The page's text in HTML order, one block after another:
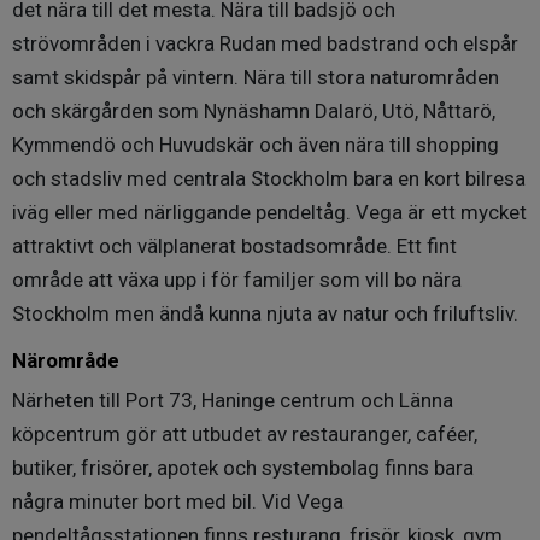
det nära till det mesta. Nära till badsjö och
strövområden i vackra Rudan med badstrand och elspår
samt skidspår på vintern. Nära till stora naturområden
och skärgården som Nynäshamn Dalarö, Utö, Nåttarö,
Kymmendö och Huvudskär och även nära till shopping
och stadsliv med centrala Stockholm bara en kort bilresa
iväg eller med närliggande pendeltåg. Vega är ett mycket
attraktivt och välplanerat bostadsområde. Ett fint
område att växa upp i för familjer som vill bo nära
Stockholm men ändå kunna njuta av natur och friluftsliv.
Närområde
Närheten till Port 73, Haninge centrum och Länna
köpcentrum gör att utbudet av restauranger, caféer,
butiker, frisörer, apotek och systembolag finns bara
några minuter bort med bil. Vid Vega